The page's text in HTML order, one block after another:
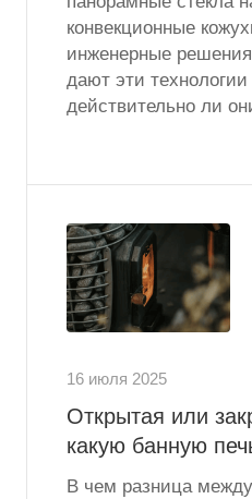
конвекционные
инженерные
дают эти
действительно ли
16 июля 2025
Открытая или
какую банную
В чем разница